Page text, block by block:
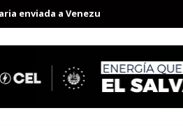
a Venezuela Aeropuerto